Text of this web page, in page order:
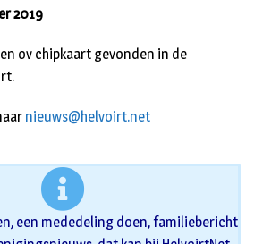
2019
ov chipkaart gevonden in de
nieuws@helvoirt.net
een mededeling doen, familiebericht